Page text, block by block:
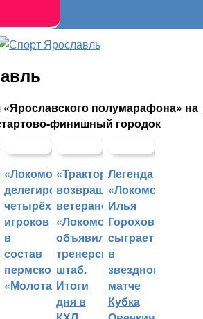
полумарафона» на
финишный городок
«Локомотив»
делегировал
четырёх
игроков
в
состав
пермского
«Молота»
«Трактор»
возвращает
ветеранов,
«Локомотив»
объявил
тренерский
штаб.
Итоги
дня в
Легенда
«Локомотива»
Илья
Горохов
сыграет
в
звездном
матче
Кубка